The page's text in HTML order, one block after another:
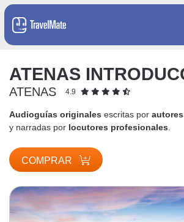
ATENAS
ATENAS 4.9
Audioguías originales escritas por
y narradas por locutores profesionales
COMPRAR